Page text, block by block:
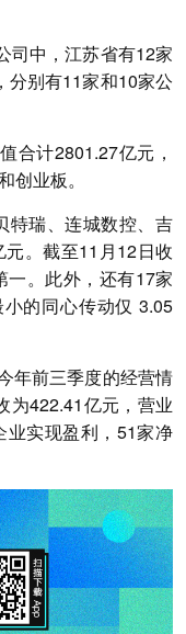
司中，江苏省有12家
分别有11家和10家公
合计2801.27亿元，
业板。
特瑞、连城数控、吉
。截至11月12日收
。 此外，还有17家
的同心传动仅 3.05
年前三季度的经营情
为422.41亿元，营业
业实现盈利，51家净